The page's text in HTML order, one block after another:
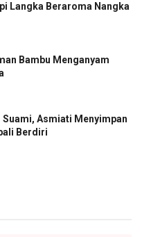
Langka Beraroma Nangka
Bambu Menganyam
Suami, Asmiati Menyimpan
Berdiri